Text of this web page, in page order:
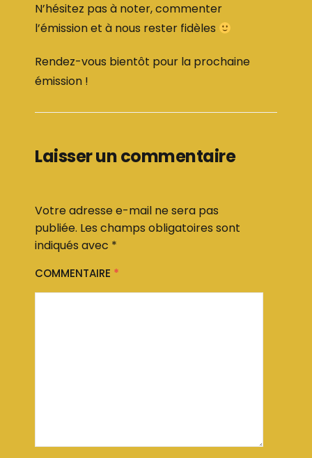
N’hésitez pas à noter, commenter
l’émission et à nous rester fidèles
Rendez-vous bientôt pour la prochaine
émission !
Laisser un commentaire
Votre adresse e-mail ne sera pas
publiée. Les champs obligatoires sont
indiqués avec *
COMMENTAIRE *